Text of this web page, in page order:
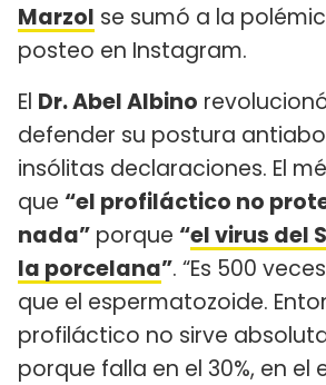
Marzol se sumó a la
posteo en Instagram.
El Dr. Abel Albino
defender su postura
insólitas declaraciones. El
que “el profiláctico no
nada” porque “el virus del
la porcelana”. “Es 500
que el espermatozoide.
profiláctico no sirve
porque falla en el 30%, en el